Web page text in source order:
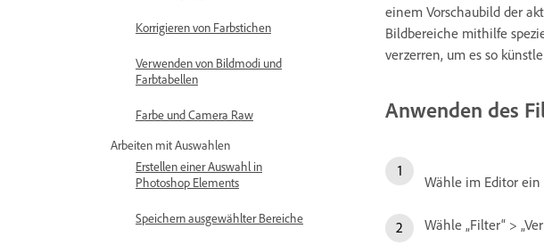
Korrigieren von Farbstichen
Verwenden von Bildmodi und
Farbtabellen
Farbe und Camera Raw
Arbeiten mit Auswahlen
Erstellen einer Auswahl in
Photoshop Elements
Speichern ausgewählter Bereiche
einem Vorschaubild der
Bildbereiche mithilfe
verzerren, um es so
Anwenden des
Wähle im Editor ein
Wähle „Filter“ >